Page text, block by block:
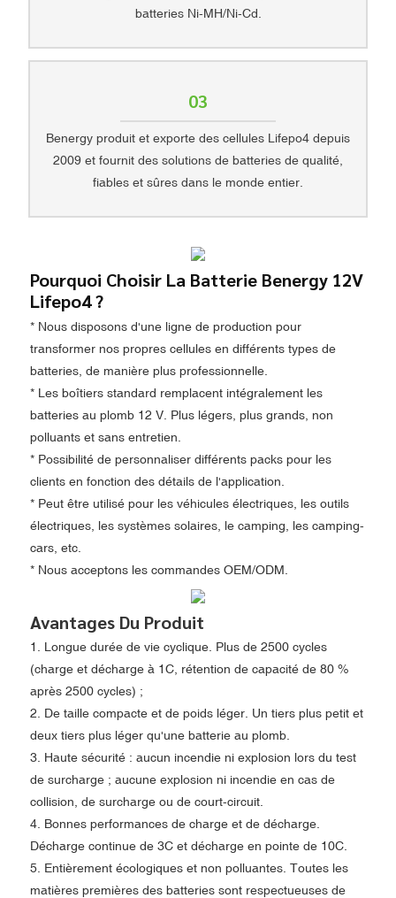
batteries Ni-MH/Ni-Cd.
03
Benergy produit et exporte des cellules Lifepo4 depuis
2009 et fournit des solutions de batteries de qualité,
fiables et sûres dans le monde entier.
Pourquoi Choisir La Batterie Benergy 12V
Lifepo4 ?
* Nous disposons d'une ligne de production pour
transformer nos propres cellules en différents types de
batteries, de manière plus professionnelle.
* Les boîtiers standard remplacent intégralement les
batteries au plomb 12 V. Plus légers, plus grands, non
polluants et sans entretien.
* Possibilité de personnaliser différents packs pour les
clients en fonction des détails de l'application.
* Peut être utilisé pour les véhicules électriques, les outils
électriques, les systèmes solaires, le camping, les camping-
cars, etc.
* Nous acceptons les commandes OEM/ODM.
Avantages Du Produit
1. Longue durée de vie cyclique. Plus de 2500 cycles
(charge et décharge à 1C, rétention de capacité de 80 %
après 2500 cycles) ;
2. De taille compacte et de poids léger. Un tiers plus petit et
deux tiers plus léger qu'une batterie au plomb.
3. Haute sécurité : aucun incendie ni explosion lors du test
de surcharge ; aucune explosion ni incendie en cas de
collision, de surcharge ou de court-circuit.
4. Bonnes performances de charge et de décharge.
Décharge continue de 3C et décharge en pointe de 10C.
5. Entièrement écologiques et non polluantes. Toutes les
matières premières des batteries sont respectueuses de